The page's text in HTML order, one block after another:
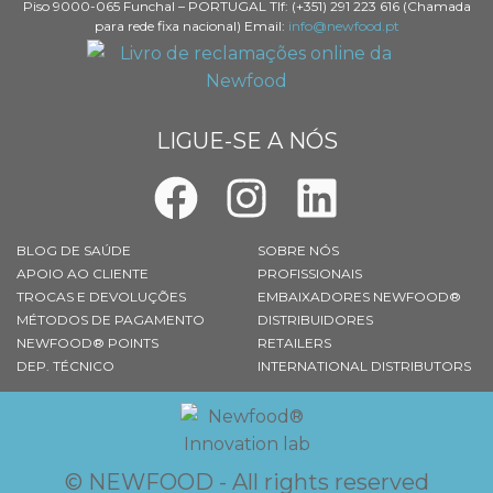
Piso 9000-065 Funchal – PORTUGAL Tlf: (+351) 291 223 616 (Chamada
para rede fixa nacional) Email: info@newfood.pt
LIGUE-SE A NÓS
BLOG DE SAÚDE
APOIO AO CLIENTE
TROCAS E DEVOLUÇÕES
MÉTODOS DE PAGAMENTO
NEWFOOD® POINTS
DEP. TÉCNICO
SOBRE NÓS
PROFISSIONAIS
EMBAIXADORES NEWFOOD®
DISTRIBUIDORES
RETAILERS
INTERNATIONAL DISTRIBUTORS
© NEWFOOD - All rights reserved